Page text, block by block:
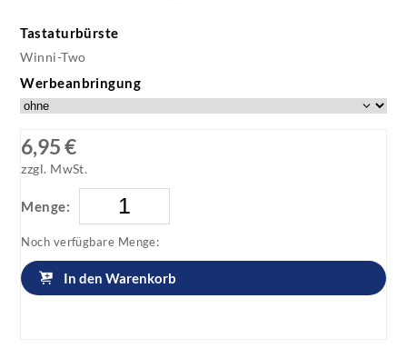
Tastaturbürste
Winni-Two
Werbeanbringung
6,95 €
zzgl. MwSt.
Menge:
Noch verfügbare Menge:
In den Warenkorb